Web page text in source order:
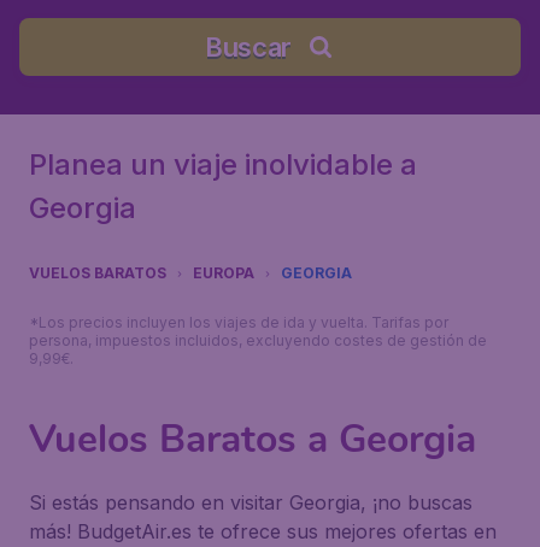
Buscar
Planea un viaje inolvidable a
Georgia
VUELOS BARATOS EUROPA GEORGIA
*Los precios incluyen los viajes de ida y vuelta. Tarifas por
persona, impuestos incluidos, excluyendo costes de gestión de
9,99€.
Vuelos Baratos a Georgia
Si estás pensando en visitar Georgia, ¡no buscas
más! BudgetAir.es te ofrece sus mejores ofertas en